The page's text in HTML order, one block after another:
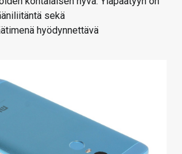
sekä
hyödynnettävä